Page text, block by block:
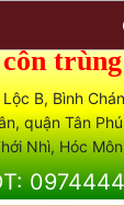
B, Bình
quận Tân
Nhì, Hóc